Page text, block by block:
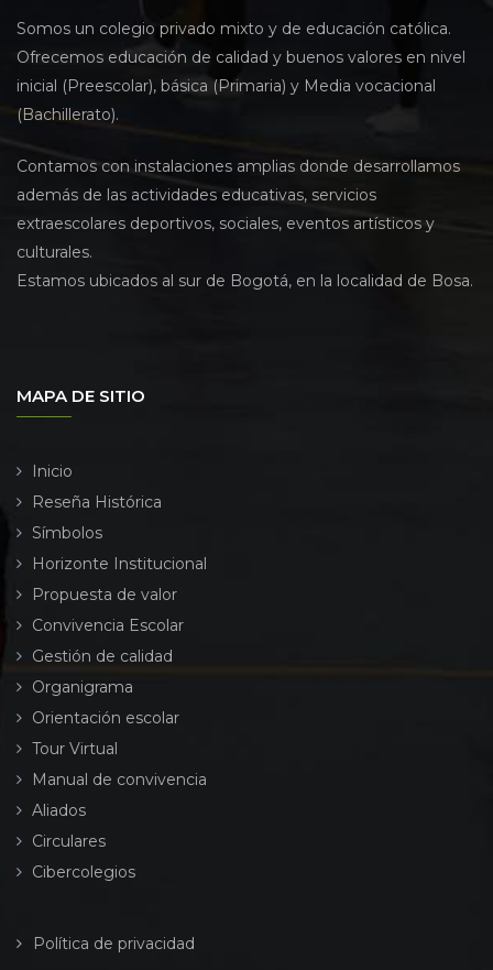
Somos un colegio privado mixto y de educación católica.
Ofrecemos educación de calidad y buenos valores en nivel
inicial (Preescolar), básica (Primaria) y Media vocacional
(Bachillerato).
Contamos con instalaciones amplias donde desarrollamos
además de las actividades educativas, servicios
extraescolares deportivos, sociales, eventos artísticos y
culturales.
Estamos ubicados al sur de Bogotá, en la localidad de Bosa.
MAPA DE SITIO
Inicio
Reseña Histórica
Símbolos
Horizonte Institucional
Propuesta de valor
Convivencia Escolar
Gestión de calidad
Organigrama
Orientación escolar
Tour Virtual
Manual de convivencia
Aliados
Circulares
Cibercolegios
Política de privacidad